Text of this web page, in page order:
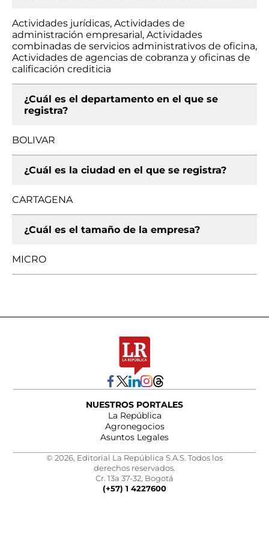
Actividades jurídicas, Actividades de
administración empresarial, Actividades
combinadas de servicios administrativos de oficina,
Actividades de agencias de cobranza y oficinas de
calificación crediticia
¿Cuál es el departamento en el que se
registra?
BOLIVAR
¿Cuál es la ciudad en el que se registra?
CARTAGENA
¿Cuál es el tamaño de la empresa?
MICRO
NUESTROS PORTALES
La República
Agronegocios
Asuntos Legales
© 2026, Editorial La República S.A.S. Todos los
derechos reservados.
Cr. 13a 37-32, Bogotá
(+57) 1 4227600